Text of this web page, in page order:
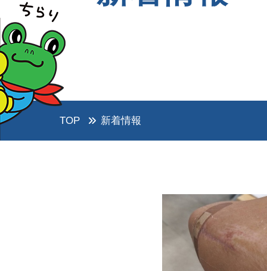
TOP 新着情報